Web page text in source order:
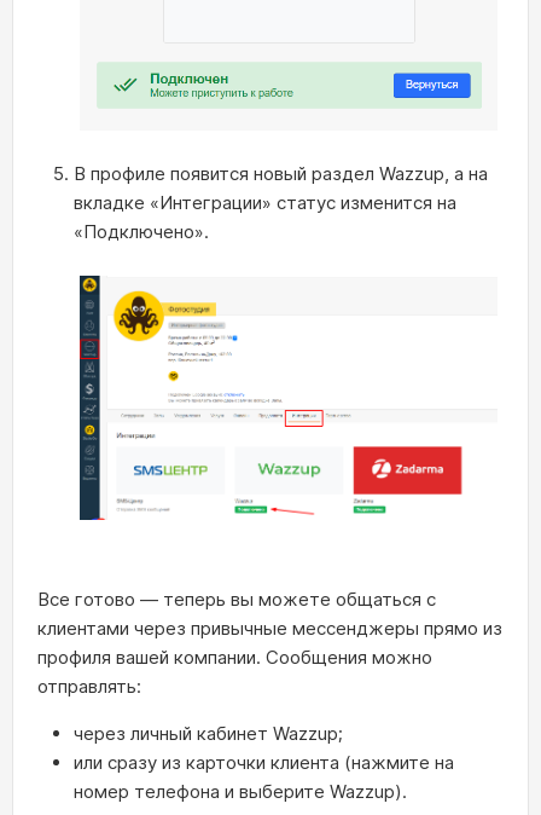
В профиле появится новый раздел Wazzup, а на
вкладке «Интеграции» статус изменится на
«Подключено».
Все готово — теперь вы можете общаться с
клиентами через привычные мессенджеры прямо из
профиля вашей компании. Сообщения можно
отправлять:
через личный кабинет Wazzup;
или сразу из карточки клиента (нажмите на
номер телефона и выберите Wazzup).